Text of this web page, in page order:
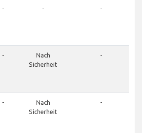
- - -
-
Nach
Sicherheit
-
-
Nach
Sicherheit
-